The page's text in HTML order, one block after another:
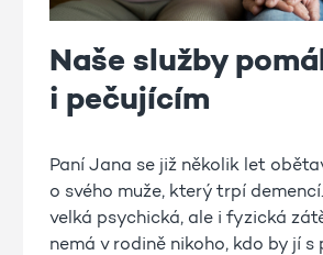
Naše služby
i pečujícím
Paní Jana se již několik let
o svého muže, který trpí
velká psychická, ale i fyzická
nemá v rodině nikoho, kdo by jí s